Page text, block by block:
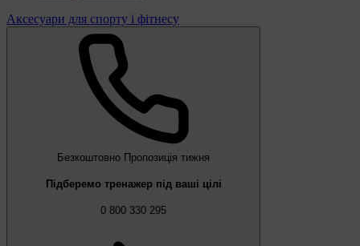
Аксесуари для спорту і фітнесу
Безкоштовно Пропозиція тижня
Підберемо тренажер під ваші цілі
0 800 330 295